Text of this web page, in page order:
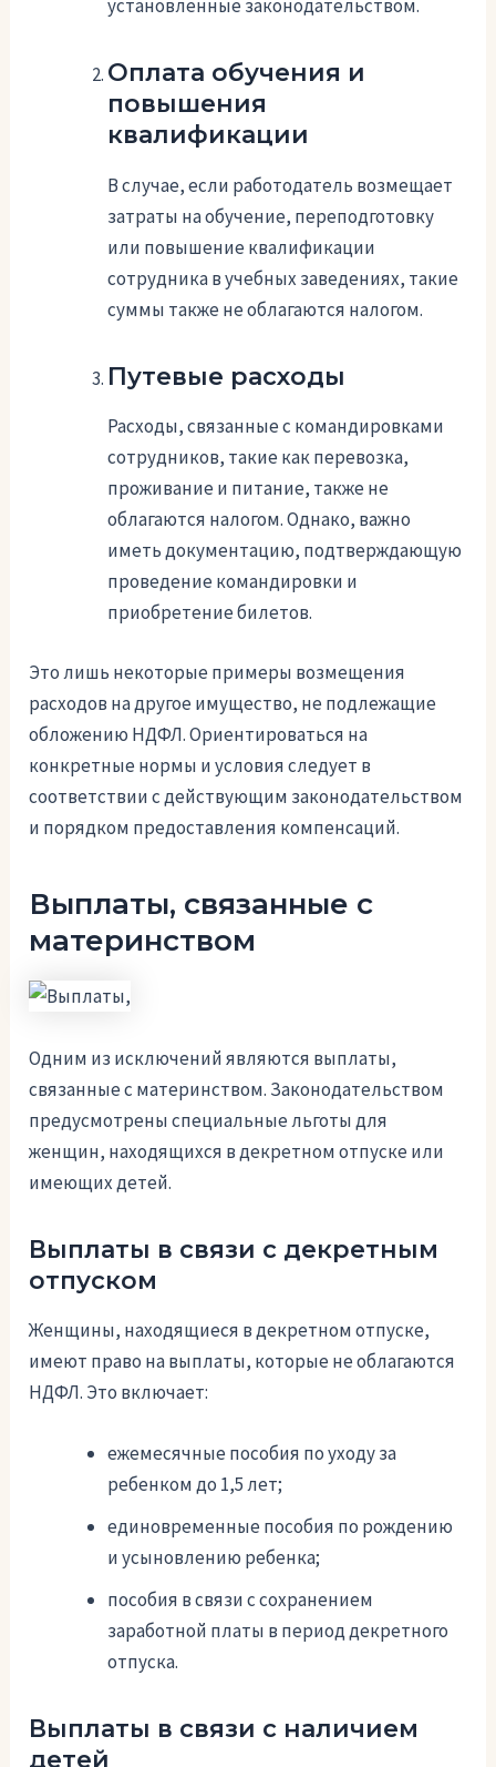
установленные законодательством.
Оплата обучения и
повышения
квалификации
В случае, если работодатель возмещает
затраты на обучение, переподготовку
или повышение квалификации
сотрудника в учебных заведениях, такие
суммы также не облагаются налогом.
Путевые расходы
Расходы, связанные с командировками
сотрудников, такие как перевозка,
проживание и питание, также не
облагаются налогом. Однако, важно
иметь документацию, подтверждающую
проведение командировки и
приобретение билетов.
Это лишь некоторые примеры возмещения
расходов на другое имущество, не подлежащие
обложению НДФЛ. Ориентироваться на
конкретные нормы и условия следует в
соответствии с действующим законодательством
и порядком предоставления компенсаций.
Выплаты, связанные с
материнством
Одним из исключений являются выплаты,
связанные с материнством. Законодательством
предусмотрены специальные льготы для
женщин, находящихся в декретном отпуске или
имеющих детей.
Выплаты в связи с декретным
отпуском
Женщины, находящиеся в декретном отпуске,
имеют право на выплаты, которые не облагаются
НДФЛ. Это включает:
ежемесячные пособия по уходу за
ребенком до 1,5 лет;
единовременные пособия по рождению
и усыновлению ребенка;
пособия в связи с сохранением
заработной платы в период декретного
отпуска.
Выплаты в связи с наличием
детей